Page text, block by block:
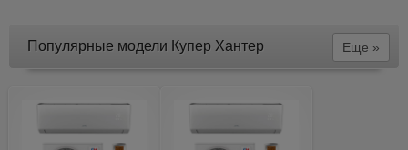
Популярные модели Купер Хантер Еще »